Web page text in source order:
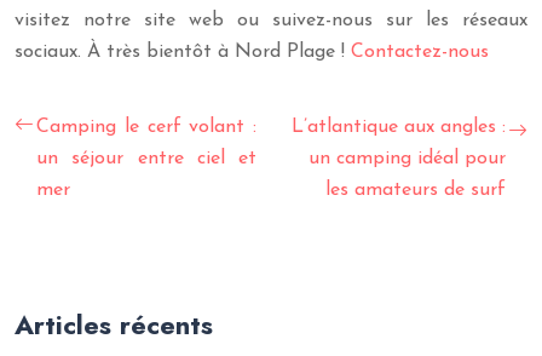
visitez notre site web ou suivez-nous sur les réseaux
sociaux. À très bientôt à Nord Plage ! Contactez-nous
Camping le cerf volant :
un séjour entre ciel et
mer
L’atlantique aux angles :
un camping idéal pour
les amateurs de surf
Articles récents